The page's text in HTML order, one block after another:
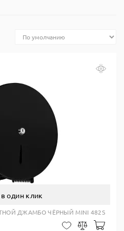
один клик
ДЖАМБО ЧЁРНЫЙ MINI 482S
В закладки
Сравнить